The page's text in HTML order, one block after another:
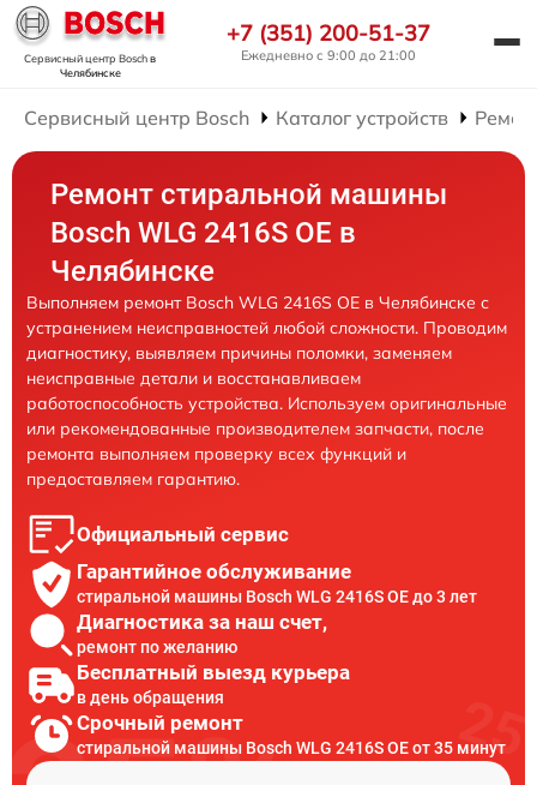
Сервисный центр Boschв
Челябинске
+7 (351) 200-51-37
Ежедневно с 9:00 до 21:00
Сервисный центр Bosch Каталог устройств
Ремонт стиральной машины
Bosch WLG 2416S OE в
Челябинске
Выполняем ремонт Bosch WLG 2416S OE в Челябинске с
устранением неисправностей любой сложности. Проводим
диагностику, выявляем причины поломки, заменяем
неисправные детали и восстанавливаем
работоспособность устройства. Используем оригинальные
или рекомендованные производителем запчасти, после
ремонта выполняем проверку всех функций и
предоставляем гарантию.
Официальный сервис
Гарантийное обслуживание
стиральной машины Bosch WLG 2416S OE до 3 лет
Диагностика за наш счет,
ремонт по желанию
Бесплатный выезд курьера
в день обращения
Срочный ремонт
стиральной машины Bosch WLG 2416S OE от 35 минут